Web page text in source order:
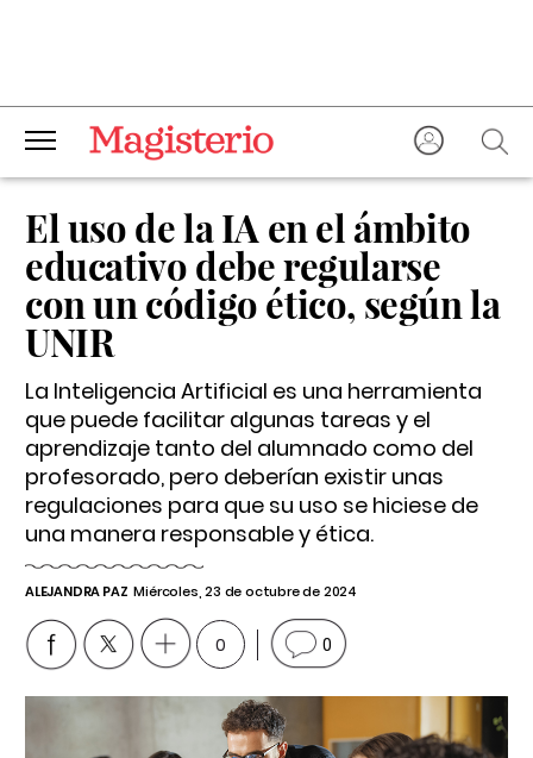
El uso de la IA en el ámbito
educativo debe regularse
con un código ético, según la
UNIR
La Inteligencia Artificial es una herramienta
que puede facilitar algunas tareas y el
aprendizaje tanto del alumnado como del
profesorado, pero deberían existir unas
regulaciones para que su uso se hiciese de
una manera responsable y ética.
ALEJANDRA PAZ Miércoles, 23 de octubre de 2024
0 0